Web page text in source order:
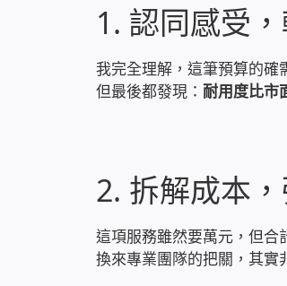
1. 認同感受
我完全理解，這筆預算的確
但最後都發現： 耐用度比市
2. 拆解成本，
這項服務雖然要萬元，但合
換來專業團隊的把關，其實